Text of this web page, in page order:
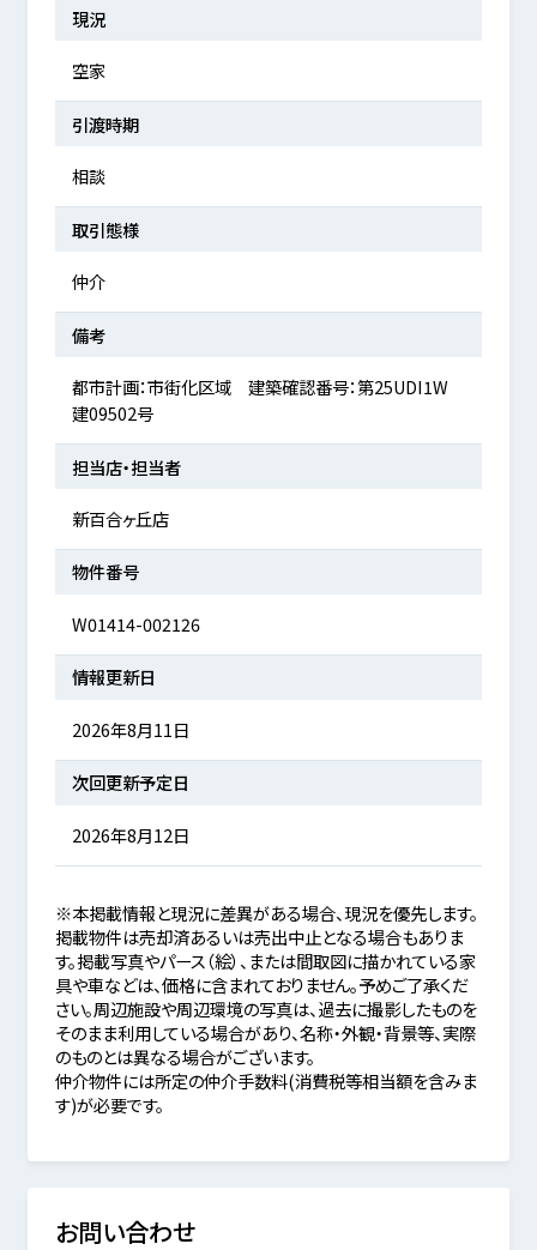
現況
空家
引渡時期
相談
取引態様
仲介
備考
都市計画：市街化区域 建築確認番号：第25UDI1W
建09502号
担当店・担当者
新百合ヶ丘店
物件番号
W01414-002126
情報更新日
2026年8月11日
次回更新予定日
2026年8月12日
※本掲載情報と現況に差異がある場合、現況を優先します。
掲載物件は売却済あるいは売出中止となる場合もありま
す。掲載写真やパース（絵）、または間取図に描かれている家
具や車などは、価格に含まれておりません。予めご了承くだ
さい。周辺施設や周辺環境の写真は、過去に撮影したものを
そのまま利用している場合があり、名称・外観・背景等、実際
のものとは異なる場合がございます。
仲介物件には所定の仲介手数料(消費税等相当額を含みま
す)が必要です。
お問い合わせ